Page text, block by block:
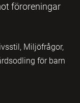
föroreningar
Miljöfrågor,
för barn